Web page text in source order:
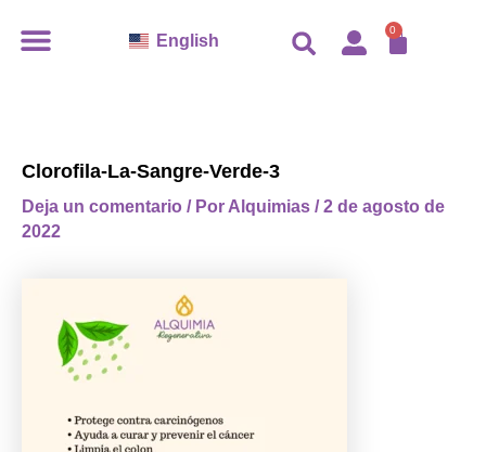
English 0
Clorofila-La-Sangre-Verde-3
Deja un comentario / Por Alquimias /2 de agosto de
2022